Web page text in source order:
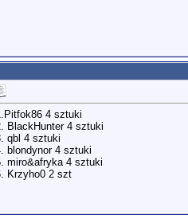
4 sztuki
BlackHunter 4 sztuki
qbl 4 sztuki
blondynor 4 sztuki
miro&afryka 4 sztuki
Krzyho0 2 szt